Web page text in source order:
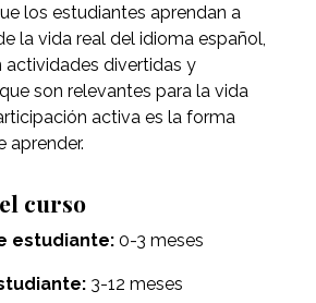
los estudiantes aprendan a
la vida real del idioma español,
actividades divertidas y
son relevantes para la vida
activa es la forma
aprender.
curso
estudiante:0-3 meses
3-12 meses